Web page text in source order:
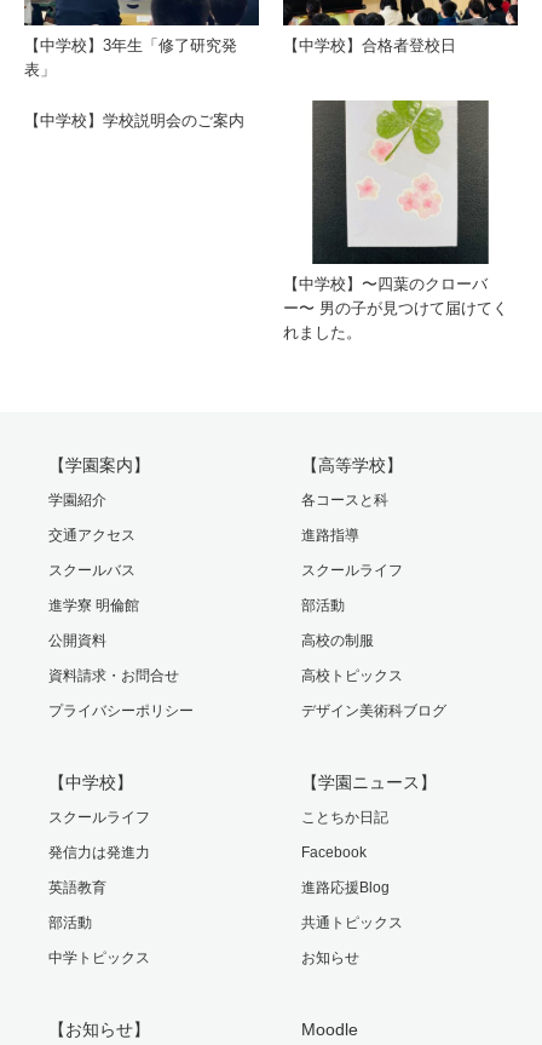
【中学校】3年生「修了研究発
表」
【中学校】合格者登校日
【中学校】学校説明会のご案内
【中学校】〜四葉のクローバ
ー〜 男の子が見つけて届けてく
れました。
【学園案内】
学園紹介
交通アクセス
スクールバス
進学寮 明倫館
公開資料
資料請求・お問合せ
プライバシーポリシー
【高等学校】
各コースと科
進路指導
スクールライフ
部活動
高校の制服
高校トピックス
デザイン美術科ブログ
【中学校】
スクールライフ
発信力は発進力
英語教育
部活動
中学トピックス
【学園ニュース】
ことちか日記
Facebook
進路応援Blog
共通トピックス
お知らせ
【お知らせ】 Moodle